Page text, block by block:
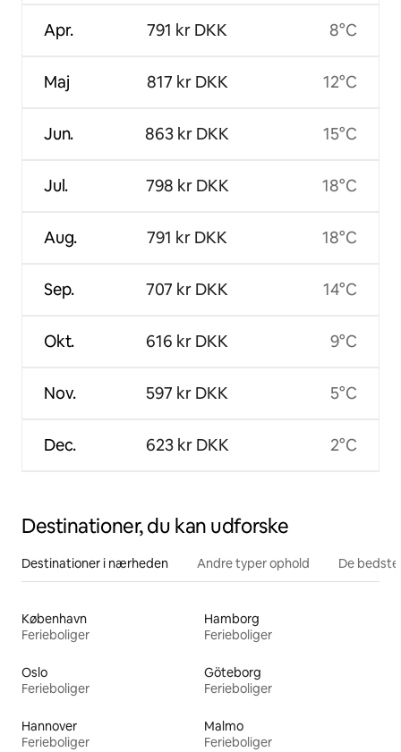
Apr.
Maj
Jun.
Jul.
Aug.
Sep.
Okt.
Nov.
Dec.
791 kr DKK
817 kr DKK
863 kr DKK
798 kr DKK
791 kr DKK
707 kr DKK
616 kr DKK
597 kr DKK
623 kr DKK
8°C
12°C
15°C
18°C
18°C
14°C
9°C
5°C
2°C
Destinationer, du kan udforske
Destinationer i nærheden Andre typer ophold De
København
Ferieboliger
Hamborg
Ferieboliger
Oslo
Ferieboliger
Göteborg
Ferieboliger
Hannover
Ferieboliger
Malmo
Ferieboliger